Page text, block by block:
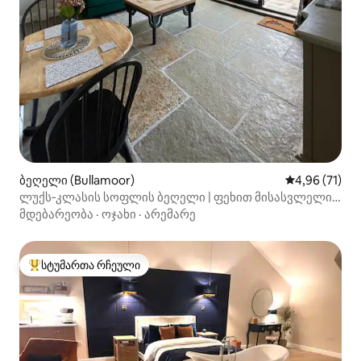
ბეღელი (Bullamoor) საშუალო
4,96 (71)
ლუქს‑კლასის სოფლის ბეღელი | ფეხით მისასვლელი
პაბი | ნორთჰალერტონი
მდებარეობა · ოჯახი · არემარე
სტუმართა რჩეული მოწინავე ვარიანტი
სტუმართა რჩეული